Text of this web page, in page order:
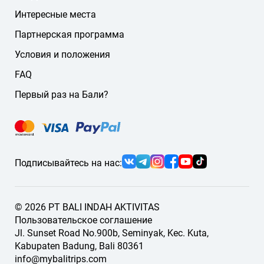
подберём подходящего гида или водителя.
Подписывайтесь на нас:
Интересные места
Партнерская программа
Условия и положения
FAQ
Первый раз на Бали?
© 2026 PT BALI INDAH AKTIVITAS
Пользовательское соглашение
Jl. Sunset Road No.900b, Seminyak, Kec. Kuta,
Kabupaten Badung, Bali 80361
info@mybalitrips.com